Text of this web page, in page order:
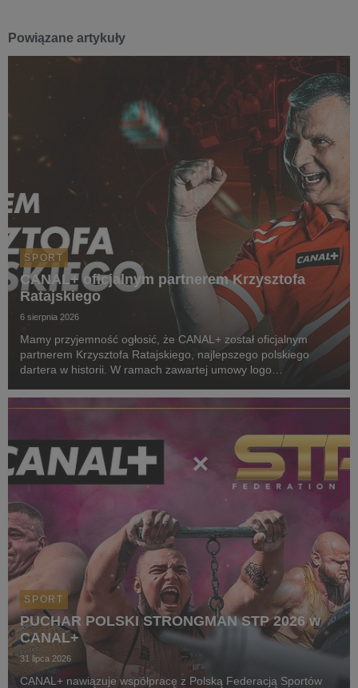
Powiązane artykuły
SPORT
CANAL+ oficjalnym partnerem Krzysztofa
Ratajskiego
6 sierpnia 2026
Mamy przyjemność ogłosić, że CANAL+ został oficjalnym
partnerem Krzysztofa Ratajskiego, najlepszego polskiego
dartera w historii. W ramach zawartej umowy logo
startowych naszego zawodnika podczas
SPORT
PUCHAR POLSKI STRONGMAN STP 2026 w
CANAL+
31 lipca 2026
CANAL+ nawiązuje współpracę z Polską Federacją Sportów